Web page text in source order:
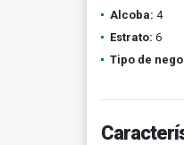
Alcoba: 4
Estrato: 6
Tipo de